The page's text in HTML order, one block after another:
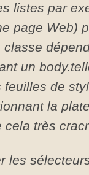
listes par
page Web)
un
de
la
cela très
les